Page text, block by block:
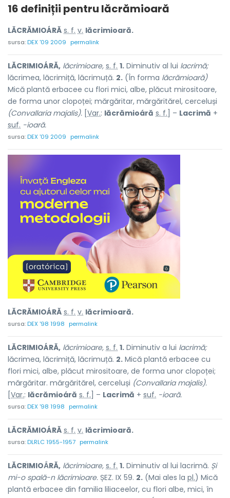
16 definiții pentru lăcrămioară
LĂCRĂMIOÁRĂ s. f. v. lăcrimioară.
sursa:DEX '09 2009 permalink
LĂCRIMIOÁRĂ, lăcrimioare, s. f. 1. Diminutiv al lui lacrimă;
lăcrimea, lăcrimiță, lăcrimuță. 2. (În forma lăcrămioară)
Mică plantă erbacee cu flori mici, albe, plăcut mirositoare,
de forma unor clopoței; mărgăritar, mărgăritărel, cerceluși
(Convallaria majalis). Var.: lăcrămioáră s. f. ] – Lacrimă +
suf. -ioară.
sursa:DEX '09 2009 permalink
LĂCRĂMIOÁRĂ s. f. v. lăcrimioară.
sursa:DEX '98 1998 permalink
LĂCRIMIOÁRĂ, lăcrimioare, s. f. 1. Diminutiv a lui lacrimă;
lăcrimea, lăcrimiță, lăcrimuță. 2. Mică plantă erbacee cu
flori mici, albe, plăcut mirositoare, de forma unor clopoței;
mărgăritar. mărgăritărel, cerceluși (Convallaria majalis).
Var.: lăcrămioáră s. f. ] – Lacrimă + suf. -ioară.
sursa:DEX '98 1998 permalink
LĂCRĂMIOÁRĂ s. f. v. lăcrimioară.
sursa:DLRLC 1955-1957 permalink
LĂCRIMIOẮRĂ, lăcrimioare, s. f. 1. Diminutiv al lui lacrimă. Și
mi-o spală-n lăcrimioare. ȘEZ. IX 59. 2. (Mai ales la pl.) Mică
plantă erbacee din familia liliaceelor, cu flori albe, mici, în